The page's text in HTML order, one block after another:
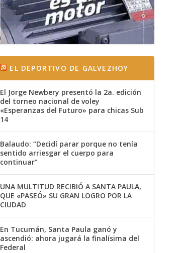
EL DEPORTIVO DE GALVEZHOY
El Jorge Newbery presentó la 2a. edición
del torneo nacional de voley
«Esperanzas del Futuro» para chicas Sub
14
Balaudo: “Decidí parar porque no tenía
sentido arriesgar el cuerpo para
continuar”
UNA MULTITUD RECIBIÓ A SANTA PAULA,
QUE «PASEÓ» SU GRAN LOGRO POR LA
CIUDAD
En Tucumán, Santa Paula ganó y
ascendió: ahora jugará la finalísima del
Federal